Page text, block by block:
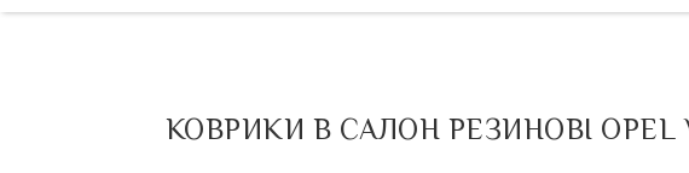
КОВРИКИ В САЛОН РЕЗИНОВІ OPEL